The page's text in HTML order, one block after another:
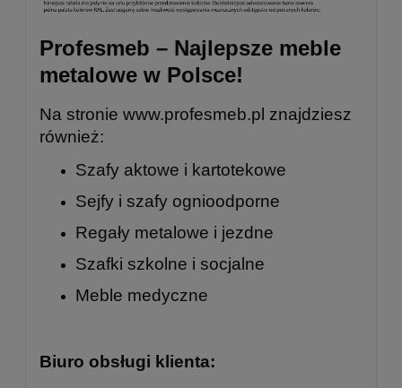
Profesmeb – Najlepsze meble
metalowe w Polsce!
Na stronie www.profesmeb.pl znajdziesz
również:
Szafy aktowe i kartotekowe
Sejfy i szafy ognioodporne
Regały metalowe i jezdne
Szafki szkolne i socjalne
Meble medyczne
Biuro obsługi klienta: